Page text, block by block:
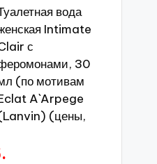
вода
Intimate
с
30
(по мотивам
A`Arpege
(цены,